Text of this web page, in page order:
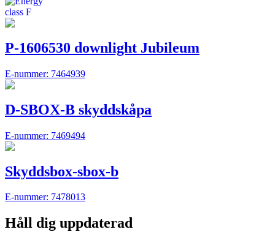
P-1606530 downlight Jubileum
E-nummer: 7464939
D-SBOX-B skyddskåpa
E-nummer: 7469494
Skyddsbox-sbox-b
E-nummer: 7478013
Håll dig uppdaterad